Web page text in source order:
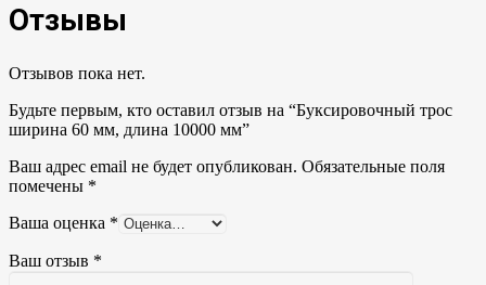
Отзывы
Отзывов пока нет.
Будьте первым, кто оставил отзыв на “Буксировочный трос
ширина 60 мм, длина 10000 мм”
Ваш адрес email не будет опубликован. Обязательные поля
помечены *
Ваша оценка *
Ваш отзыв *